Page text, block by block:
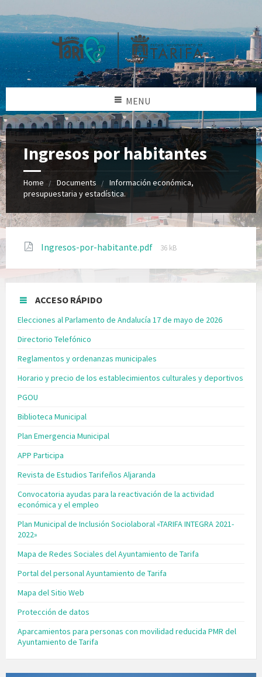
MENU
Ingresos por habitantes
Home Documents
Información económica,
presupuestaria y estadística.
Ingresos-por-habitante.pdf 36 kB
ACCESO RÁPIDO
Elecciones al Parlamento de Andalucía 17 de mayo de 2026
Directorio Telefónico
Reglamentos y ordenanzas municipales
Horario y precio de los establecimientos culturales y deportivos
PGOU
Biblioteca Municipal
Plan Emergencia Municipal
APP Participa
Revista de Estudios Tarifeños Aljaranda
Convocatoria ayudas para la reactivación de la actividad
económica y el empleo
Plan Municipal de Inclusión Sociolaboral «TARIFA INTEGRA 2021-
2022»
Mapa de Redes Sociales del Ayuntamiento de Tarifa
Portal del personal Ayuntamiento de Tarifa
Mapa del Sitio Web
Protección de datos
Aparcamientos para personas con movilidad reducida PMR del
Ayuntamiento de Tarifa